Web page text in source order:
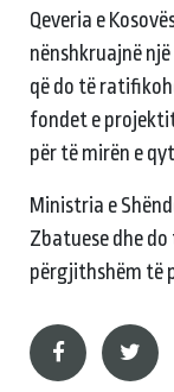
Qeveria e
nënshkruajnë
që do të
fondet e
për të mirën e
Ministria e
Zbatuese dhe
përgjithshëm të